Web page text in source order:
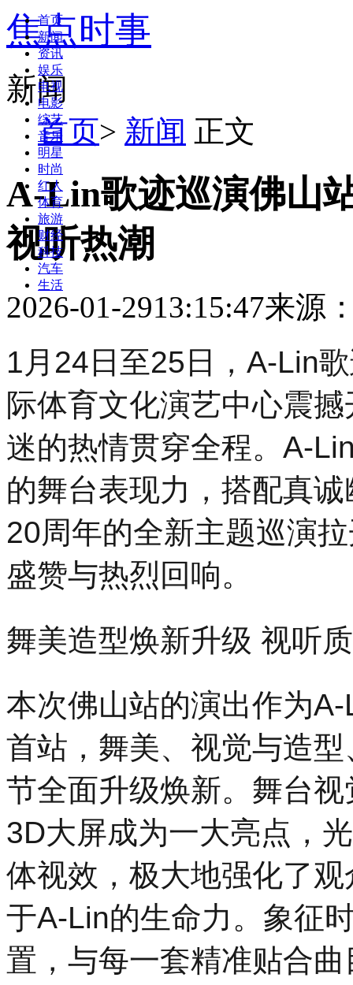
首页
新闻
资讯
娱乐
电视
电影
综艺
音乐
明星
时尚
红人
体育
旅游
财经
科技
汽车
生活
焦点时事
新闻
首页> 新闻 正文
A-Lin歌迹巡演佛山
视听热潮
2026-01-2913:15:47来源
1月24日至25日，A-Lin
际体育文化演艺中心震
迷的热情贯穿全程。A-
的舞台表现力，搭配真
20周年的全新主题巡演
盛赞与热烈回响。
舞美造型焕新升级 视听
本次佛山站的演出作为
首站，舞美、视觉与造
节全面升级焕新。舞台
3D大屏成为一大亮点，
体视效，极大地强化了
于A-Lin的生命力。象征
置，与每一套精准贴合